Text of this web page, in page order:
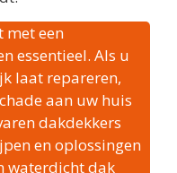
met een
essentieel. Als u
laat repareren,
aan uw huis
dakdekkers
en oplossingen
waterdicht dak